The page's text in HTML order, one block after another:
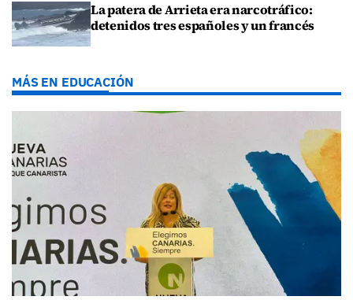
La patera de Arrieta era narcotráfico:
detenidos tres españoles y un francés
MÁS EN EDUCACIÓN